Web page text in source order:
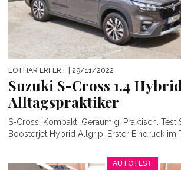
LOTHAR ERFERT | 29/11/2022
Suzuki S-Cross 1.4
Alltagspraktiker
S-Cross: Kompakt. Geräumig. Praktisch. Test
Boosterjet Hybrid Allgrip. Erster Eindruck im
AUTOTEST